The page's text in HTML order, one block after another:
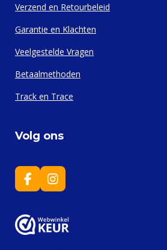
Verzend en Retourbeleid
Garantie en Klachten
Veelgestelde Vragen
Betaalmethoden
Track en Trace
Volg ons
F
a
e
b
I
n
t
a